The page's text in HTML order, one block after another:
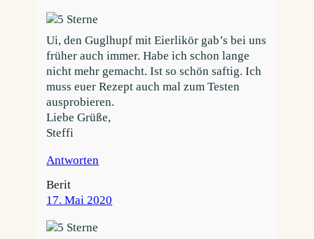
Ui, den Guglhupf mit Eierlikör gab’s bei uns
früher auch immer. Habe ich schon lange
nicht mehr gemacht. Ist so schön saftig. Ich
muss euer Rezept auch mal zum Testen
ausprobieren.
Liebe Grüße,
Steffi
Antworten
Berit
17. Mai 2020